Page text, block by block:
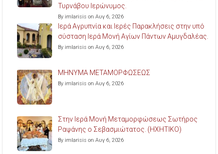
Τυρνάβου Ιερώνυμος.
By imlarisis on Αυγ 6, 2026
Ιερά Αγρυπνία και Ιερές Παρακλήσεις στην υπό
σύσταση Ιερά Μονή Αγίων Πάντων Αμυγδαλέας.
By imlarisis on Αυγ 6, 2026
ΜΗΝΥΜΑ ΜΕΤΑΜΟΡΦΩΣΕΩΣ
By imlarisis on Αυγ 6, 2026
Στην Ιερά Μονή Μεταμορφώσεως Σωτήρος
Ραψάνης ο Σεβασμιώτατος. (ΗΧΗΤΙΚΟ)
By imlarisis on Αυγ 6, 2026